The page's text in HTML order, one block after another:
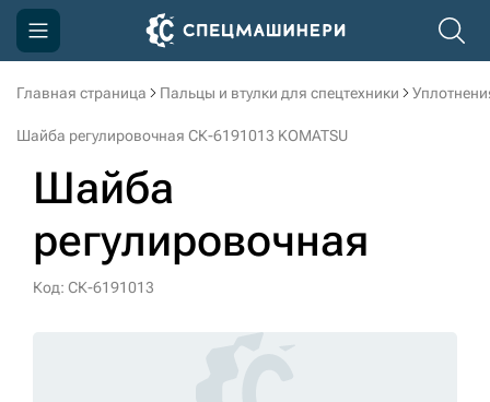
Главная страница Пальцы и втулки для спецтехники
Шайба регулировочная СК-6191013 KOMATSU
Шайба
регулировочная
Код: СК-6191013
Компания
Доставка и оплата
Информация
Контакты